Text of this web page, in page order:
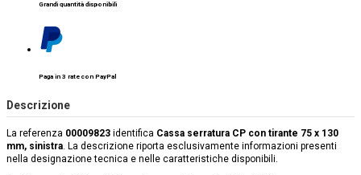
Grandi quantità disponibili
Paga in 3 rate con PayPal
Descrizione
La referenza 00009823 identifica Cassa serratura CP con tirante 75 x 130
mm, sinistra. La descrizione riporta esclusivamente informazioni presenti
nella designazione tecnica e nelle caratteristiche disponibili.